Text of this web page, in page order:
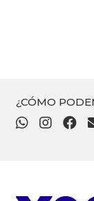
¿CÓMO